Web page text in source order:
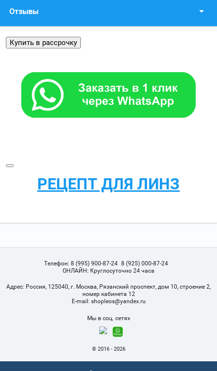
Отзывы
Купить в рассрочку
РЕЦЕПТ ДЛЯ ЛИНЗ
Телефон: 8 (995) 900-87-24 8 (925) 000-87-24
ОНЛАЙН: Круглосуточно 24 часа
Адрес: Россия, 125040, г. Москва, Рязанский проспект, дом 10, строение 2,
номер кабинета 12
Е-mail: shopleos@yandex.ru
Мы в соц. сетях
© 2016 - 2026